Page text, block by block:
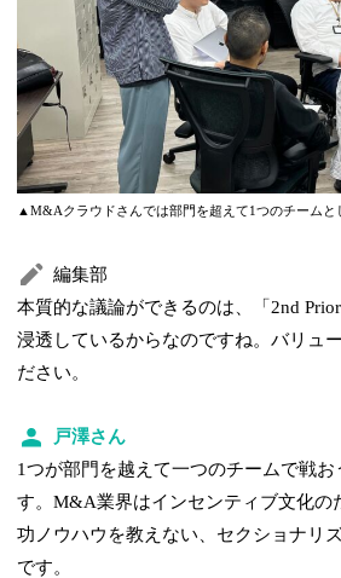
▲M&Aクラウドさんでは部門を超えて1つのチームと
編集部
本質的な議論ができるのは、「2nd
浸透しているからなのですね。バリュ
ださい。
戸澤さん
1つが部門を越えて一つのチームで戦お
す。M&A業界はインセンティブ文化の
功ノウハウを教えない、セクショナリ
です。